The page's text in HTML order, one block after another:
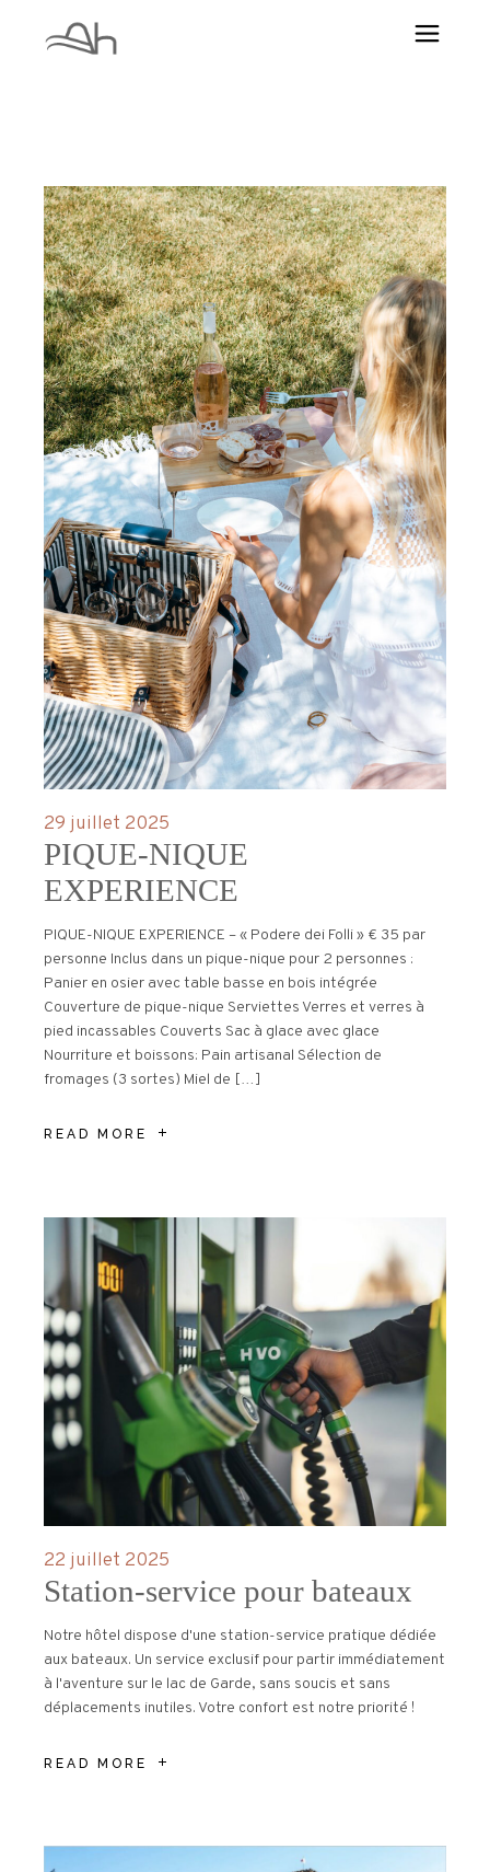
29 juillet 2025
PIQUE-NIQUE
EXPERIENCE
PIQUE-NIQUE EXPERIENCE – « Podere dei Folli » € 35 par
personne Inclus dans un pique-nique pour 2 personnes :
Panier en osier avec table basse en bois intégrée
Couverture de pique-nique Serviettes Verres et verres à
pied incassables Couverts Sac à glace avec glace
Nourriture et boissons: Pain artisanal Sélection de
fromages (3 sortes) Miel de […]
READ MORE
22 juillet 2025
Station-service pour bateaux
Notre hôtel dispose d'une station-service pratique dédiée
aux bateaux. Un service exclusif pour partir immédiatement
à l'aventure sur le lac de Garde, sans soucis et sans
déplacements inutiles. Votre confort est notre priorité !
READ MORE